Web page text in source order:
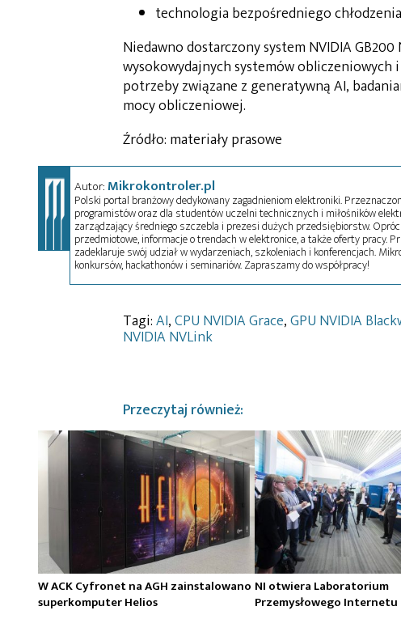
technologia bezpośredniego
Niedawno dostarczony system NVIDIA
wysokowydajnych systemów
potrzeby związane z generatywną AI,
mocy obliczeniowej.
Źródło: materiały prasowe
Autor:Mikrokontroler.pl
Polski portal branżowy dedykowany zagadnieniom elektroniki.
programistów oraz dla studentów uczelni technicznych i miłośników
zarządzający średniego szczebla i prezesi dużych przedsiębiorstw.
przedmiotowe, informacje o trendach w elektronice, a także oferty pracy.
zadeklaruje swój udział w wydarzeniach, szkoleniach i konferencjach.
konkursów, hackathonów i seminariów. Zapraszamy do współpracy!
Tagi:AI,CPU NVIDIA Grace,GPU NVIDIA
NVIDIA NVLink
Przeczytaj również:
W ACK Cyfronet na AGH zainstalowano
superkomputer Helios
NI otwiera Laboratorium
Przemysłowego Internetu